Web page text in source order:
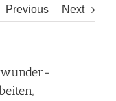
Previous Next